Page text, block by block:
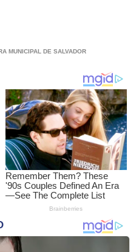
MUNICIPAL DE SALVADOR